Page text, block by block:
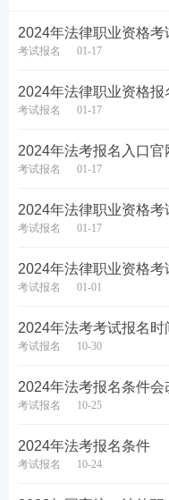
备考工具：【电子法
备考资料：【免费领
2024年法律职业资格考
考试报名 01-17
2024年法律职业资格报
考试报名 01-17
2024年法考报名入口
考试报名 01-17
2024年法律职业资格考
考试报名 01-17
2024年法律职业资格考
考试报名 01-01
2024年法考考试报名
考试报名 10-30
2024年法考报名条件会
考试报名 10-25
2024年法考报名条件
考试报名 10-24